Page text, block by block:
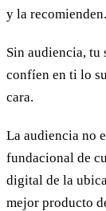
y la recomienden.
Sin audiencia,
confíen en ti lo
cara.
La audiencia no
fundacional de
digital de la
mejor producto